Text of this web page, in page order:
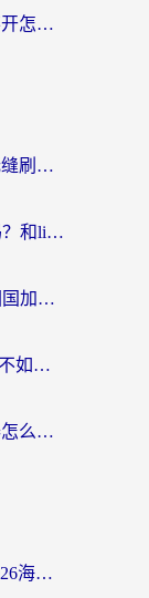
1905电影网地区限制，在国外打不开怎么办？海外党亲测有效的解决指南
归雁加速器是什么？海外党2026无缝刷剧玩国服的实用指南
海外党实测：雷神手游VPN好用吗？和lightVPN对比哪个回国效果更好？附真实体验+避坑指南
全球VPN排名看晕了？海外党选回国加速器的实用指南（附真实对比）
海外党必看：Mac免费VPN推荐？不如选对回国加速器，秒连国内资源不踩坑
海外党必看：手机免费回国加速器怎么选？3个维度帮你避开坑，无缝刷国内资源
在欧洲打Dive用什么加速器好？2026海外玩家国服游戏加速全攻略